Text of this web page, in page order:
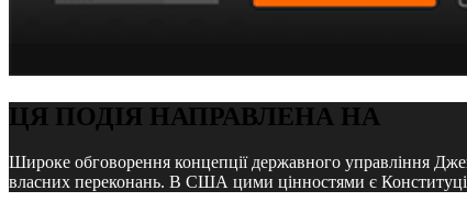
ЦЯ ПОДІЯ НАПРАВЛЕНА НА
Широке обговорення концепції державного управління
власних переконань. В США цими цінностями є Конституція